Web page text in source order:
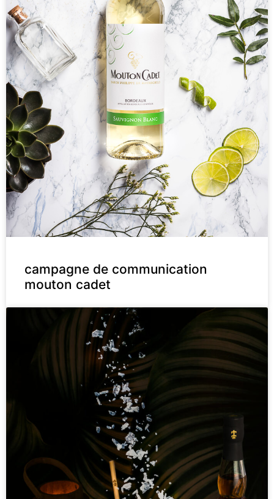
campagne de communication
mouton cadet